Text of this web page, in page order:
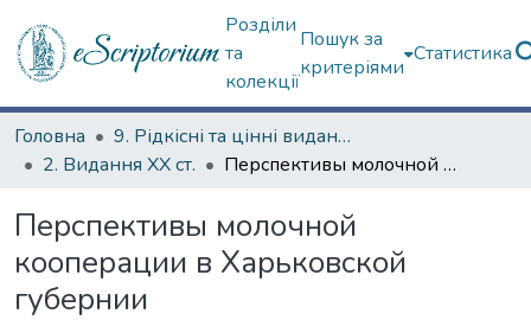
Розділи
та
колекції
Пошук за
критеріями
Статистика
Головна
9. Рідкісні та цінні видання
2. Видання ХХ ст.
Перспективы молочной кооперации в Харьковской губернии
Перспективы молочной
кооперации в Харьковской
губернии